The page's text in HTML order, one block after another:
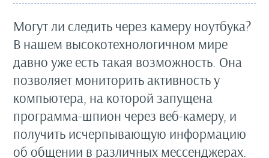
Могут ли следить через камеру ноутбука?
В нашем высокотехнологичном мире
давно уже есть такая возможность. Она
позволяет мониторить активность у
компьютера, на которой запущена
программа-шпион через веб-камеру, и
получить исчерпывающую информацию
об общении в различных мессенджерах.